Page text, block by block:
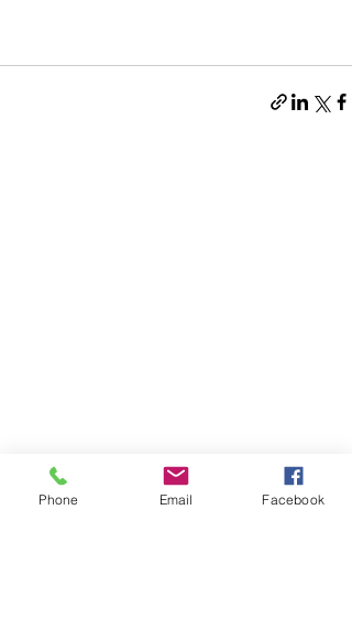
Phone Email Facebook